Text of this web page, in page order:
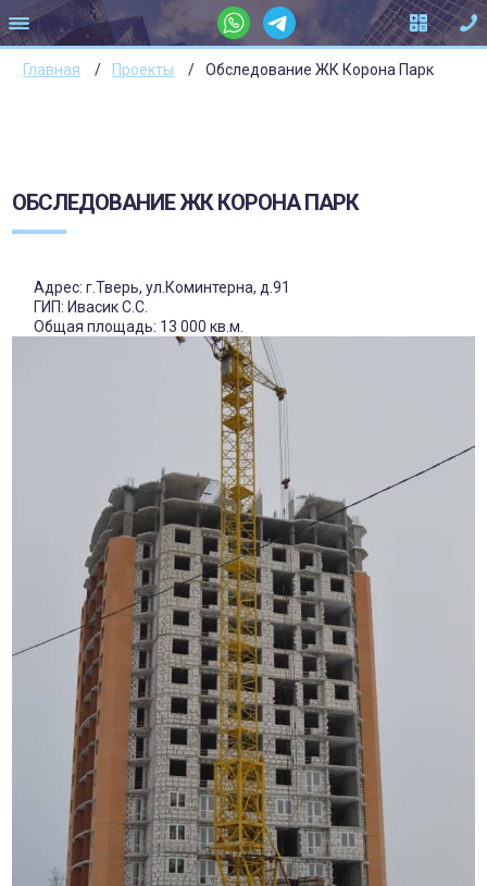
Главная Проекты Обследование ЖК Корона Парк
ОБСЛЕДОВАНИЕ ЖК КОРОНА ПАРК
Адрес: г.Тверь, ул.Коминтерна, д.91
ГИП: Ивасик С.С.
Общая площадь: 13 000 кв.м.